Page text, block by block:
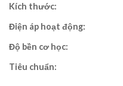
Kích thước:
Điện áp hoạt động:
Độ bền cơ học:
Tiêu chuẩn: